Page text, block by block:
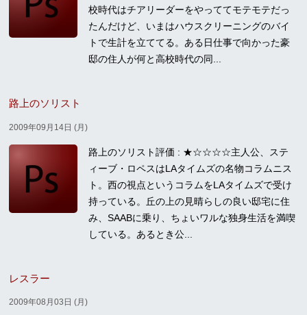
校時代はチアリーダーをやっててモテモテだっ
たんだけど、いまはハウスクリーニングのバイ
トで生計を立ててる。ある日仕事で向かった豪
邸の住人が何と高校時代の同...
路上のソリスト
2009年09月14日 (月)
路上のソリスト評価 : ★☆☆☆☆主人公、ステ
ィーブ・ロペスはLAタイムズの名物コラムニス
ト。西の視点というコラムをLAタイムズで受け
持っている。丘の上の見晴らしの良い邸宅に住
み、SAABに乗り、ちょいワルな独身生活を満喫
している。あるとき公...
レスラー
2009年08月03日 (月)